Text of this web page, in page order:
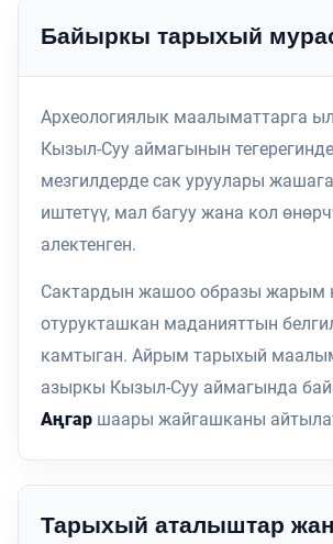
Байыркы тарыхый
Археологиялык маалыматтарга
Кызыл-Суу аймагынын
мезгилдерде сак уруулары
иштетүү, мал багуу жана кол
алектенген.
Сактардын жашоо образы жарым
отурукташкан маданияттын
камтыган. Айрым тарыхый
азыркы Кызыл-Суу аймагында
Аңгар шаары жайгашканы
Тарыхый аталыштар